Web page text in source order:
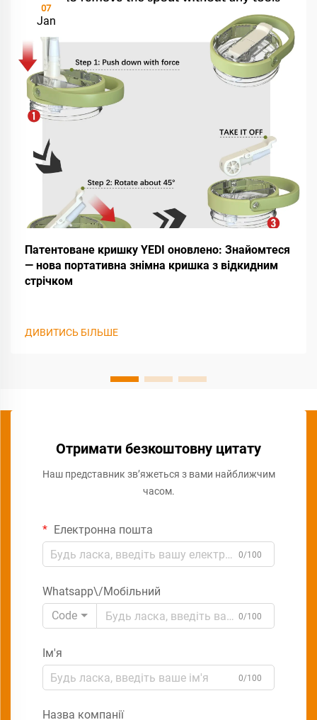
07
Jan
Патентоване кришку YEDI оновлено: Знайомтеся
— нова портативна знімна кришка з відкидним
стрічком
ДИВИТИСЬ БІЛЬШЕ
Отримати безкоштовну цитату
Наш представник зв’яжеться з вами найближчим
часом.
Електронна пошта
0/100
Whatsapp\/Мобільний
Code
0/100
Ім'я
0/100
Назва компанії